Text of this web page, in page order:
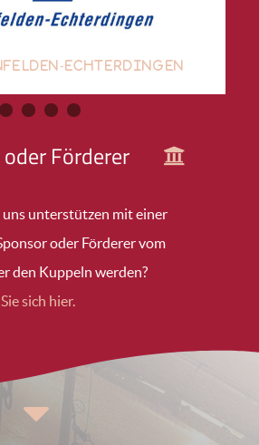
ECHTERDINGEN
Förderer
uns unterstützen mit einer
oder Förderer vom
den Kuppeln werden?
sich hier.